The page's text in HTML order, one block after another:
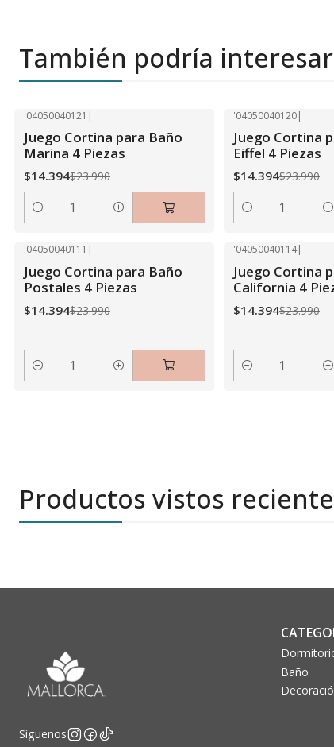
También podría
'04050040121 |
Juego Cortina para Baño
Marina 4 Piezas
$14.394$23.990
Cantidad
'04050040120|
Juego Cortina
Eiffel 4 Piezas
$14.394$23.990
Cantidad
'04050040111 |
Juego Cortina para Baño
Postales 4 Piezas
$14.394$23.990
Cantidad
'04050040114|
Juego Cortina
California 4
$14.394$23.990
Cantidad
Productos vistos
Síguenos
Baño